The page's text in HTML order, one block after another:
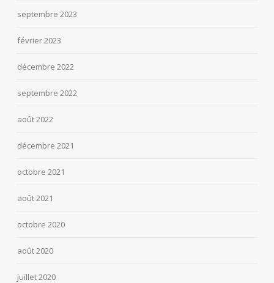
septembre 2023
février 2023
décembre 2022
septembre 2022
août 2022
décembre 2021
octobre 2021
août 2021
octobre 2020
août 2020
juillet 2020